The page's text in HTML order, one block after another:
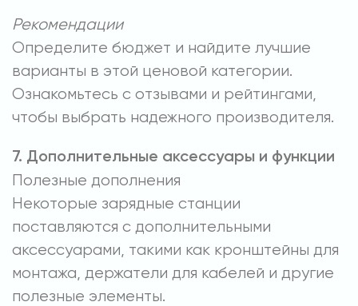
Рекомендации
Определите бюджет и найдите лучшие
варианты в этой ценовой категории.
Ознакомьтесь с отзывами и рейтингами,
чтобы выбрать надежного производителя.
7. Дополнительные аксессуары и функции
Полезные дополнения
Некоторые зарядные станции
поставляются с дополнительными
аксессуарами, такими как кронштейны для
монтажа, держатели для кабелей и другие
полезные элементы.